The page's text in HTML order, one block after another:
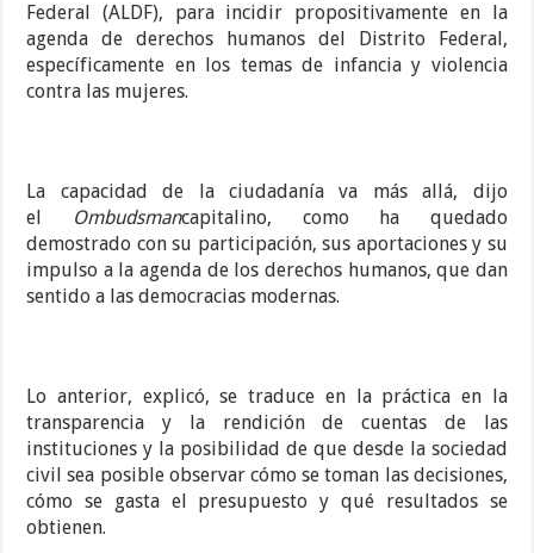
Federal (ALDF), para incidir propositivamente en la
agenda de derechos humanos del Distrito Federal,
específicamente en los temas de infancia y violencia
contra las mujeres.
La capacidad de la ciudadanía va más allá, dijo
el
Ombudsmancapitalino, como ha quedado
demostrado con su participación, sus aportaciones y su
impulso a la agenda de los derechos humanos, que dan
sentido a las democracias modernas.
Lo anterior, explicó, se traduce en la práctica en la
transparencia y la rendición de cuentas de las
instituciones y la posibilidad de que desde la sociedad
civil sea posible observar cómo se toman las decisiones,
cómo se gasta el presupuesto y qué resultados se
obtienen.